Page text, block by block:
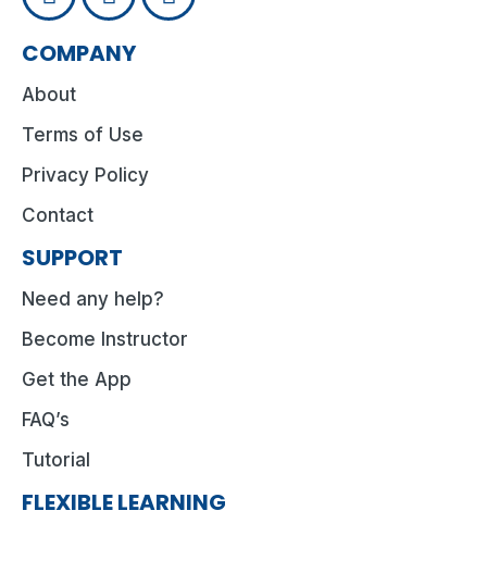
COMPANY
About
Terms of Use
Privacy Policy
Contact
SUPPORT
Need any help?
Become Instructor
Get the App
FAQ’s
Tutorial
FLEXIBLE LEARNING